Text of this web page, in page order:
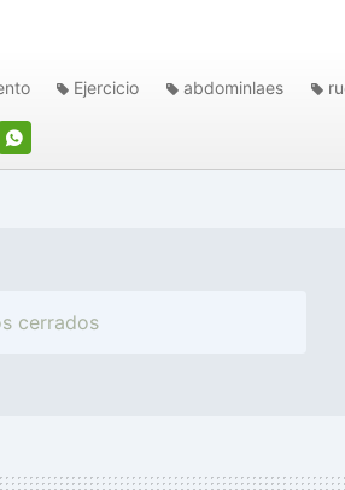
Ejercicio abdominlaes
cerrados